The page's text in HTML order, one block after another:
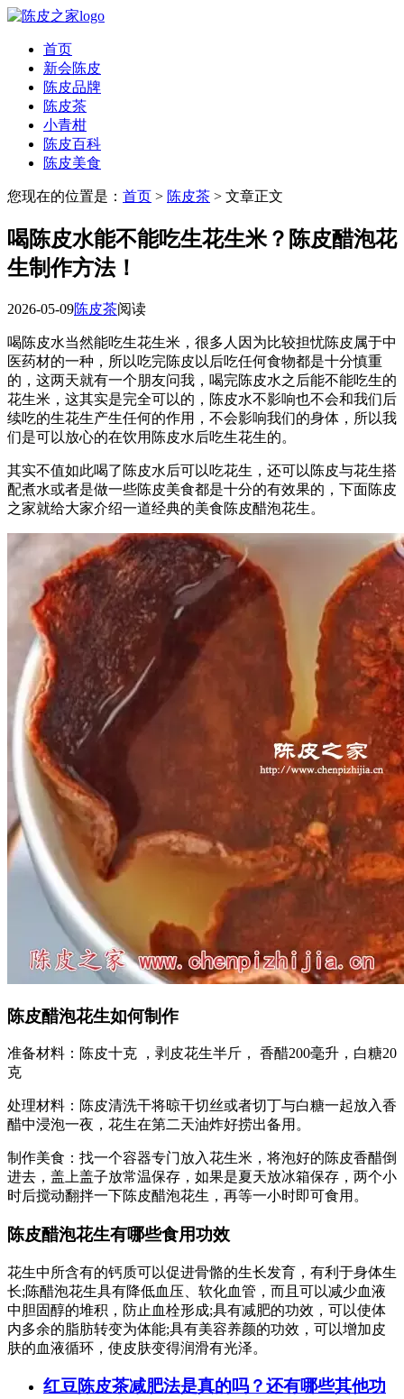
首页
新会陈皮
陈皮品牌
陈皮茶
小青柑
陈皮百科
陈皮美食
您现在的位置是： 首页 > 陈皮茶 > 文章正文
喝陈皮水能不能吃生花生米？陈皮醋泡花
生制作方法！
2026-05-09陈皮茶阅读
喝陈皮水当然能吃生花生米，很多人因为比较担忧陈皮属于中
医药材的一种，所以吃完陈皮以后吃任何食物都是十分慎重
的，这两天就有一个朋友问我，喝完陈皮水之后能不能吃生的
花生米，这其实是完全可以的，陈皮水不影响也不会和我们后
续吃的生花生产生任何的作用，不会影响我们的身体，所以我
们是可以放心的在饮用陈皮水后吃生花生的。
其实不值如此喝了陈皮水后可以吃花生，还可以陈皮与花生搭
配煮水或者是做一些陈皮美食都是十分的有效果的，下面陈皮
之家就给大家介绍一道经典的美食陈皮醋泡花生。
陈皮醋泡花生如何制作
准备材料：陈皮十克 ，剥皮花生半斤， 香醋200毫升，白糖20
克
处理材料：陈皮清洗干将晾干切丝或者切丁与白糖一起放入香
醋中浸泡一夜，花生在第二天油炸好捞出备用。
制作美食：找一个容器专门放入花生米，将泡好的陈皮香醋倒
进去，盖上盖子放常温保存，如果是夏天放冰箱保存，两个小
时后搅动翻拌一下陈皮醋泡花生，再等一小时即可食用。
陈皮醋泡花生有哪些食用功效
花生中所含有的钙质可以促进骨骼的生长发育，有利于身体生
长;陈醋泡花生具有降低血压、软化血管，而且可以减少血液
中胆固醇的堆积，防止血栓形成;具有减肥的功效，可以使体
内多余的脂肪转变为体能;具有美容养颜的功效，可以增加皮
肤的血液循环，使皮肤变得润滑有光泽。
红豆陈皮茶减肥法是真的吗？还有哪些其他功